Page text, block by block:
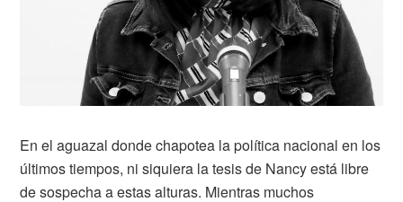
En el aguazal donde chapotea la política nacional en los
últimos tiempos, ni siquiera la tesis de Nancy está libre
de sospecha a estas alturas. Mientras muchos